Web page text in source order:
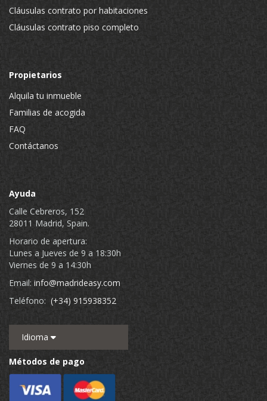
Cláusulas contrato por habitaciones
Cláusulas contrato piso completo
Propietarios
Alquila tu inmueble
Familias de acogida
FAQ
Contáctanos
Ayuda
Calle Cebreros, 152
28011 Madrid, Spain.
Horario de apertura:
Lunes a Jueves de 9 a 18:30h
Viernes de 9 a 14:30h
Email: info@madrideasy.com
Teléfono: (+34) 915938352
Idioma
Métodos de pago